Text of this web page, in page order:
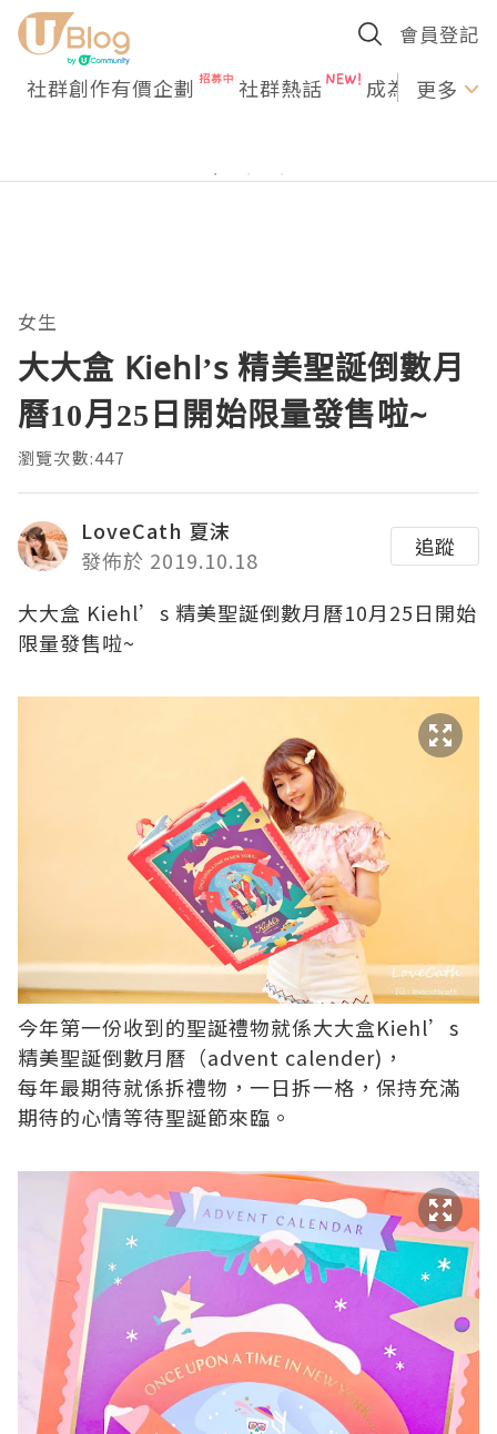
會員登記
社群創作有價企劃 社群熱話 成為U更多
女生
大大盒 Kiehl’s 精美聖誕倒數月
曆10月25日開始限量發售啦~
瀏覽次數:447
LoveCath 夏沫
發佈於 2019.10.18
追蹤
大大盒 Kiehl’s 精美聖誕倒數月曆10月25日開始
限量發售啦~
今年第一份收到的聖誕禮物就係大大盒Kiehl’s
精美聖誕倒數月曆（advent calender)，
每年最期待就係拆禮物，一日拆一格，保持充滿
期待的心情等待聖誕節來臨。